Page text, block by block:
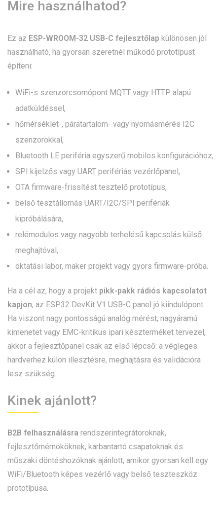
Mire használhatod?
Ez az ESP-WROOM-32 USB-C fejlesztőlap különösen jól
használható, ha gyorsan szeretnél működő prototípust
építeni:
WiFi-s szenzorcsomópont MQTT vagy HTTP alapú
adatküldéssel,
hőmérséklet-, páratartalom- vagy nyomásmérés I2C
szenzorokkal,
Bluetooth LE periféria egyszerű mobilos konfigurációhoz,
SPI kijelzős vagy UART perifériás vezérlőpanel,
OTA firmware-frissítést tesztelő prototípus,
belső tesztállomás UART/I2C/SPI perifériák
kipróbálására,
relémodulos vagy nagyobb terhelésű kapcsolás külső
meghajtóval,
oktatási labor, maker projekt vagy gyors firmware-próba.
Ha a cél az, hogy a projekt pikk-pakk rádiós kapcsolatot
kapjon, az ESP32 DevKit V1 USB-C panel jó kiindulópont.
Ha viszont nagy pontosságú analóg mérést, nagyáramú
kimenetet vagy EMC-kritikus ipari készterméket tervezel,
akkor a fejlesztőpanel csak az első lépcső: a végleges
hardverhez külön illesztésre, meghajtásra és validációra
lesz szükség.
Kinek ajánlott?
B2B felhasználásra rendszerintegrátoroknak,
fejlesztőmérnököknek, karbantartó csapatoknak és
műszaki döntéshozóknak ajánlott, amikor gyorsan kell egy
WiFi/Bluetooth képes vezérlő vagy belső teszteszköz
prototípusa.